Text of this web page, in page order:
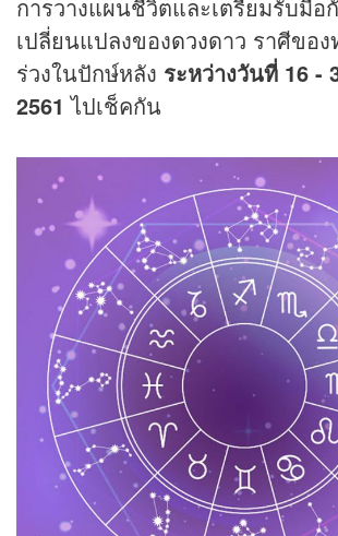
การวางแผนชีวิตและเตรียมรับมือ
เปลี่ยนแปลงของดวงดาว ราศีขอ
ร่วงในปักษ์หลัง ระหว่างวันที่ 16 -
2561 ไปเช็คกัน